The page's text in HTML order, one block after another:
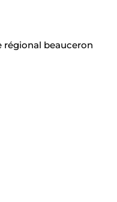
régional beauceron